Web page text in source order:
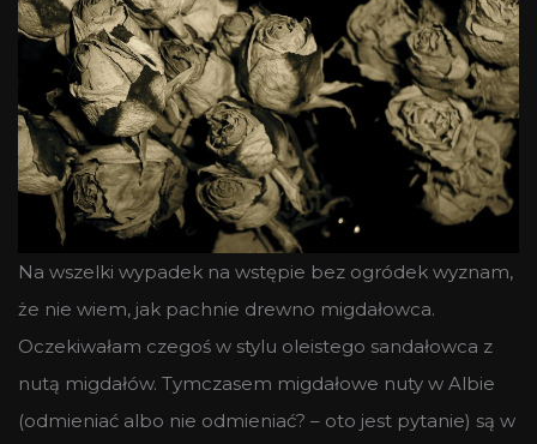
Na wszelki wypadek na wstępie bez ogródek wyznam,
że nie wiem, jak pachnie drewno migdałowca.
Oczekiwałam czegoś w stylu oleistego sandałowca z
nutą migdałów. Tymczasem migdałowe nuty w Albie
(odmieniać albo nie odmieniać? – oto jest pytanie) są w